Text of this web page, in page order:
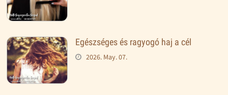
Egészséges és ragyogó haj a cél
2026. May. 07.